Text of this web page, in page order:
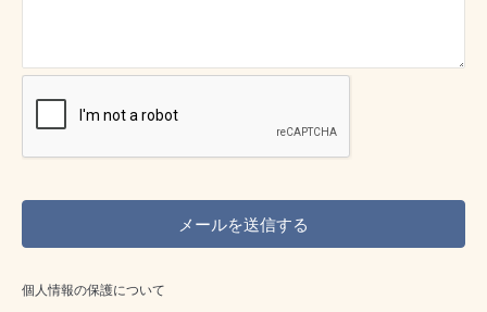
個人情報の保護について